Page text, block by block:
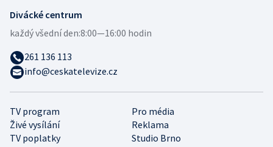
TV program
Pro média
Živé vysílání
Reklama
TV poplatky
Studio Brno
Divácké centrum
každý všední den:8:00—16:00 hodin
261 136 113
info@ceskatelevize.cz